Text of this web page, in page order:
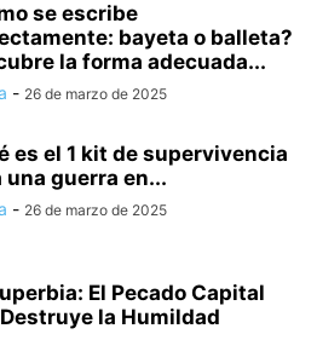
se escribe
bayeta o balleta?
la forma adecuada...
- 26 de marzo de 2025
es el 1 kit de supervivencia
una guerra en...
- 26 de marzo de 2025
El Pecado Capital
la Humildad